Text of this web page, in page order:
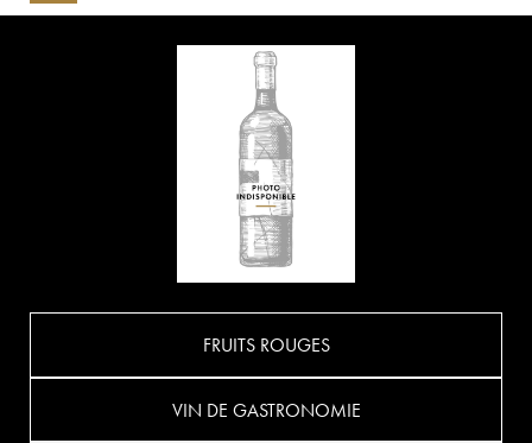
FRUITS ROUGES
VIN DE GASTRONOMIE